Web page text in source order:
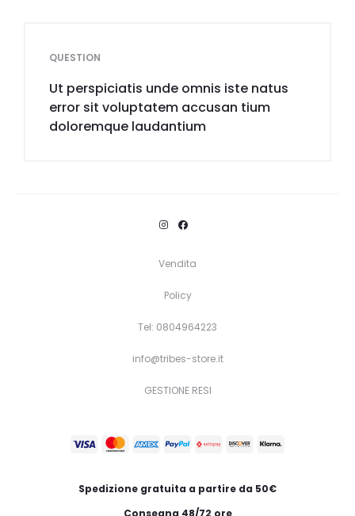
QUESTION
Ut perspiciatis unde omnis iste natus
error sit voluptatem accusan tium
doloremque laudantium
Vendita
Policy
Tel: 0804964223
info@tribes-store.it
GESTIONE RESI
Spedizione gratuita a partire da 50€